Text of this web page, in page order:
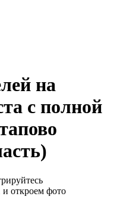
на
с полной
откроем фото